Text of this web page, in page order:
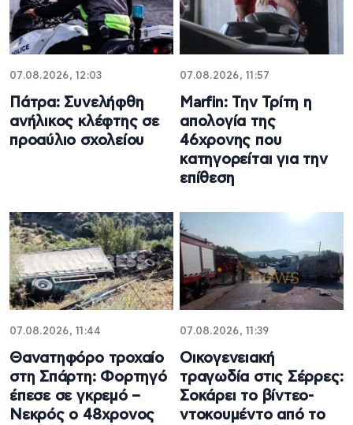
07.08.2026, 12:03
Πάτρα: Συνελήφθη
ανήλικος κλέφτης σε
προαύλιο σχολείου
07.08.2026, 11:57
Marfin: Την Τρίτη η
απολογία της
46χρονης που
κατηγορείται για την
επίθεση
07.08.2026, 11:44
Θανατηφόρο τροχαίο
στη Σπάρτη: Φορτηγό
έπεσε σε γκρεμό –
Νεκρός ο 48χρονος
07.08.2026, 11:39
Οικογενειακή
τραγωδία στις Σέρρες:
Σοκάρει το βίντεο-
ντοκουμέντο από το